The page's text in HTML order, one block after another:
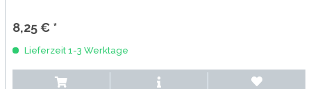
8,25 € *
Lieferzeit 1-3 Werktage